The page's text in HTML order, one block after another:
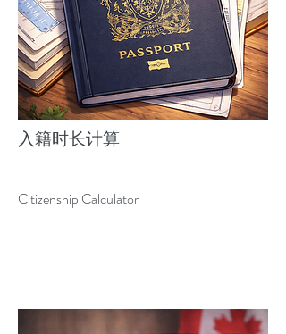
​入籍时长计算
Citizenship Calculator